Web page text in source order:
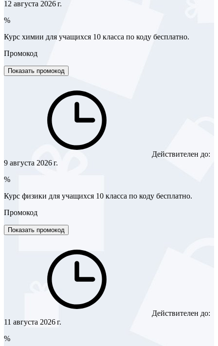
12 августа 2026 г.
%
Курс химии для учащихся 10 класса по коду бесплатно.
Промокод
Показать промокод
Действителен до:
9 августа 2026 г.
%
Курс физики для учащихся 10 класса по коду бесплатно.
Промокод
Показать промокод
Действителен до:
11 августа 2026 г.
%